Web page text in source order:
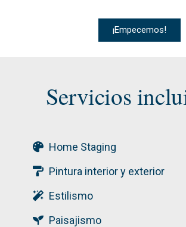
¡Empecemos!
Servicios
Home Staging
Pintura interior y exterior
Estilismo
Paisajismo